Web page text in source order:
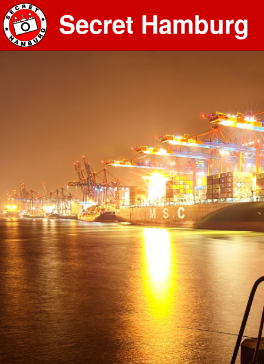
Secret Hamburg